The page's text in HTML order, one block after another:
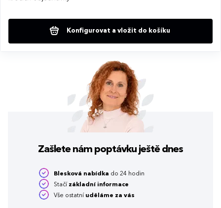
Konfigurovat a vložit do košíku
Zašlete nám poptávku ještě dnes
Blesková nabídka do 24 hodin
Stačí základní informace
Vše ostatní uděláme za vás